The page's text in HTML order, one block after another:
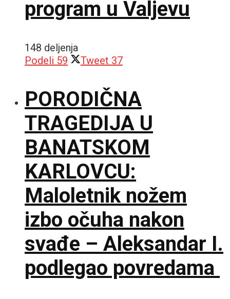
program u Valjevu
148 deljenja
Podeli 59 Tweet 37
PORODIČNA
TRAGEDIJA U
BANATSKOM
KARLOVCU:
Maloletnik nožem
izbo očuha nakon
svađe – Aleksandar I.
podlegao povredama